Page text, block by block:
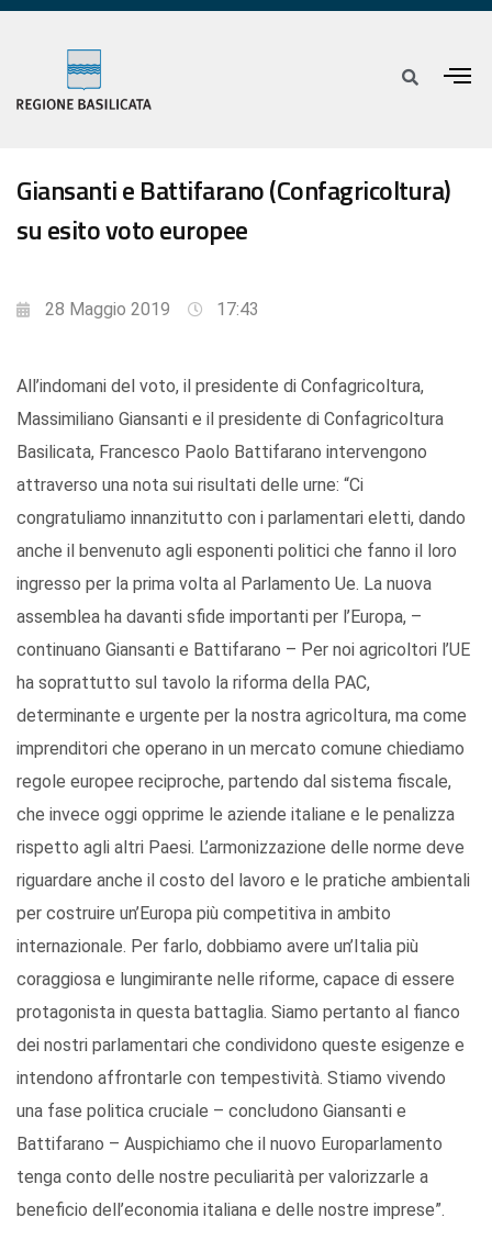
Giansanti e Battifarano (Confagricoltura)
su esito voto europee
28 Maggio 2019 17:43
All’indomani del voto, il presidente di Confagricoltura,
Massimiliano Giansanti e il presidente di Confagricoltura
Basilicata, Francesco Paolo Battifarano intervengono
attraverso una nota sui risultati delle urne: “Ci
congratuliamo innanzitutto con i parlamentari eletti, dando
anche il benvenuto agli esponenti politici che fanno il loro
ingresso per la prima volta al Parlamento Ue. La nuova
assemblea ha davanti sfide importanti per l’Europa, –
continuano Giansanti e Battifarano – Per noi agricoltori l’UE
ha soprattutto sul tavolo la riforma della PAC,
determinante e urgente per la nostra agricoltura, ma come
imprenditori che operano in un mercato comune chiediamo
regole europee reciproche, partendo dal sistema fiscale,
che invece oggi opprime le aziende italiane e le penalizza
rispetto agli altri Paesi. L’armonizzazione delle norme deve
riguardare anche il costo del lavoro e le pratiche ambientali
per costruire un’Europa più competitiva in ambito
internazionale. Per farlo, dobbiamo avere un’Italia più
coraggiosa e lungimirante nelle riforme, capace di essere
protagonista in questa battaglia. Siamo pertanto al fianco
dei nostri parlamentari che condividono queste esigenze e
intendono affrontarle con tempestività. Stiamo vivendo
una fase politica cruciale – concludono Giansanti e
Battifarano – Auspichiamo che il nuovo Europarlamento
tenga conto delle nostre peculiarità per valorizzarle a
beneficio dell’economia italiana e delle nostre imprese”.